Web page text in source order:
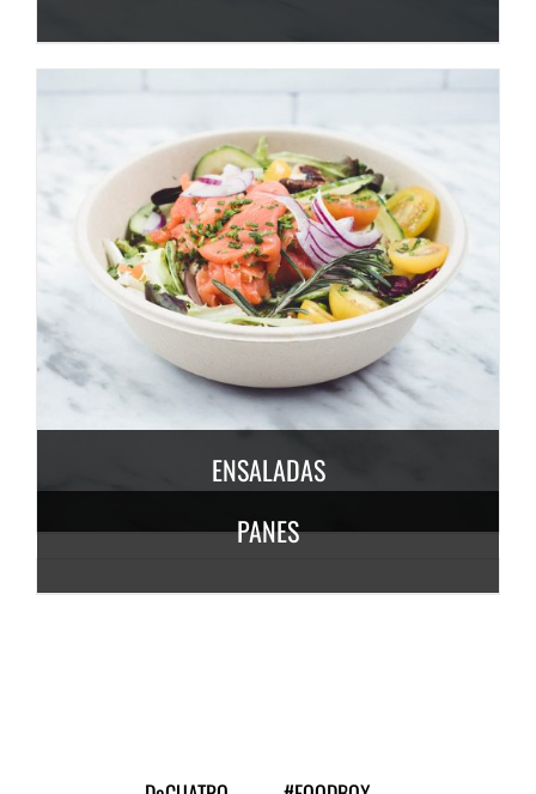
DESCUBRE MÁS
3,50€ / persona
ENSALADAS
MÁS
PANES